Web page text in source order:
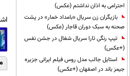
احترامی به اذان نداشتم (عکس)
بازیگران زن سریال «بامداد خمار» در پشت
صحنه به سبک دوران قاجار (عکس)
تیپ رنگی تارا سریال شغال در جشن نفس
(+عکس)
استایل جالب مدل روس فیلم ایرانی جزیره
جیمز باند در اصفهان (+عکس)